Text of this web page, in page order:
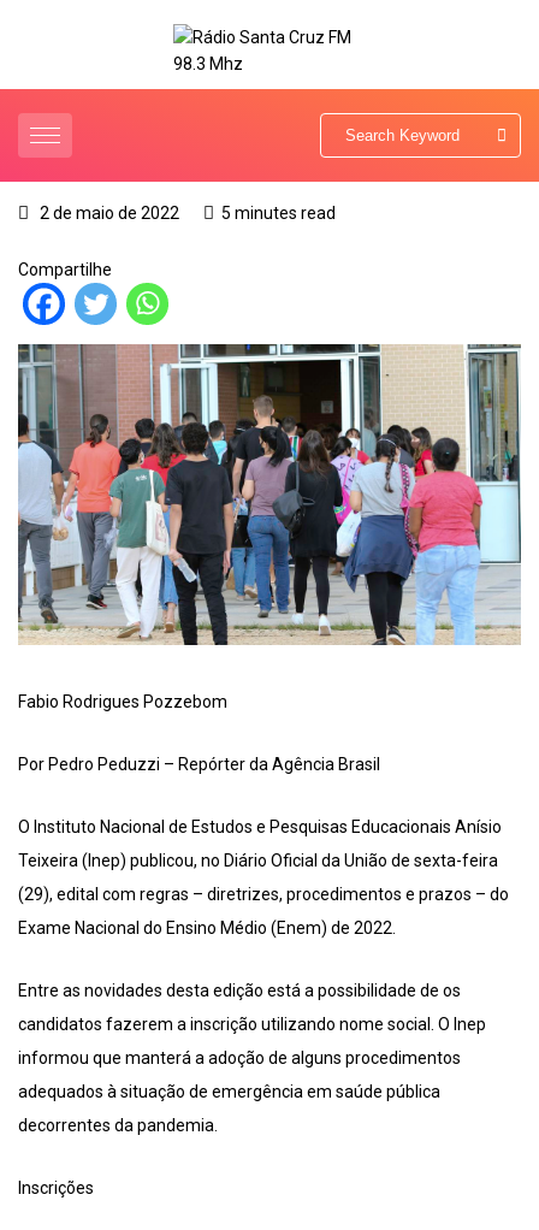
2 de maio de 2022 5 minutes read
Compartilhe
Fabio Rodrigues Pozzebom
Por Pedro Peduzzi – Repórter da Agência Brasil
O Instituto Nacional de Estudos e Pesquisas Educacionais Anísio
Teixeira (Inep) publicou, no Diário Oficial da União de sexta-feira
(29), edital com regras – diretrizes, procedimentos e prazos – do
Exame Nacional do Ensino Médio (Enem) de 2022.
Entre as novidades desta edição está a possibilidade de os
candidatos fazerem a inscrição utilizando nome social. O Inep
informou que manterá a adoção de alguns procedimentos
adequados à situação de emergência em saúde pública
decorrentes da pandemia.
Inscrições